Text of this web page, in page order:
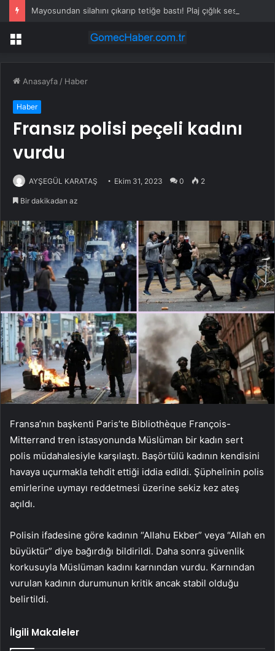
Menü
Anasayfa / Haber
Haber
Fransız polisi peçeli kadını
vurdu
AYŞEGÜL KARATAŞ Ekim 31, 2023 0 2
Bir dakikadan az
Fransa’nın başkenti Paris’te Bibliothèque François-
Mitterrand tren istasyonunda Müslüman bir kadın sert
polis müdahalesiyle karşılaştı. Başörtülü kadının kendisini
havaya uçurmakla tehdit ettiği iddia edildi. Şüphelinin polis
emirlerine uymayı reddetmesi üzerine sekiz kez ateş
açıldı.
Polisin ifadesine göre kadının “Allahu Ekber” veya “Allah en
büyüktür” diye bağırdığı bildirildi. Daha sonra güvenlik
korkusuyla Müslüman kadını karnından vurdu. Karnından
vurulan kadının durumunun kritik ancak stabil olduğu
belirtildi.
İlgili Makaleler